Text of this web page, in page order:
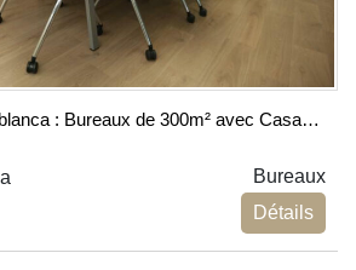
: Bureaux de 300m² avec Casa…
Bureaux
Détails